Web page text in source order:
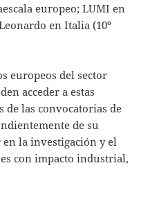
europeo; LUMI en
en Italia (10º
europeos del sector
acceder a estas
las convocatorias de
de su
la investigación y el
con impacto industrial,